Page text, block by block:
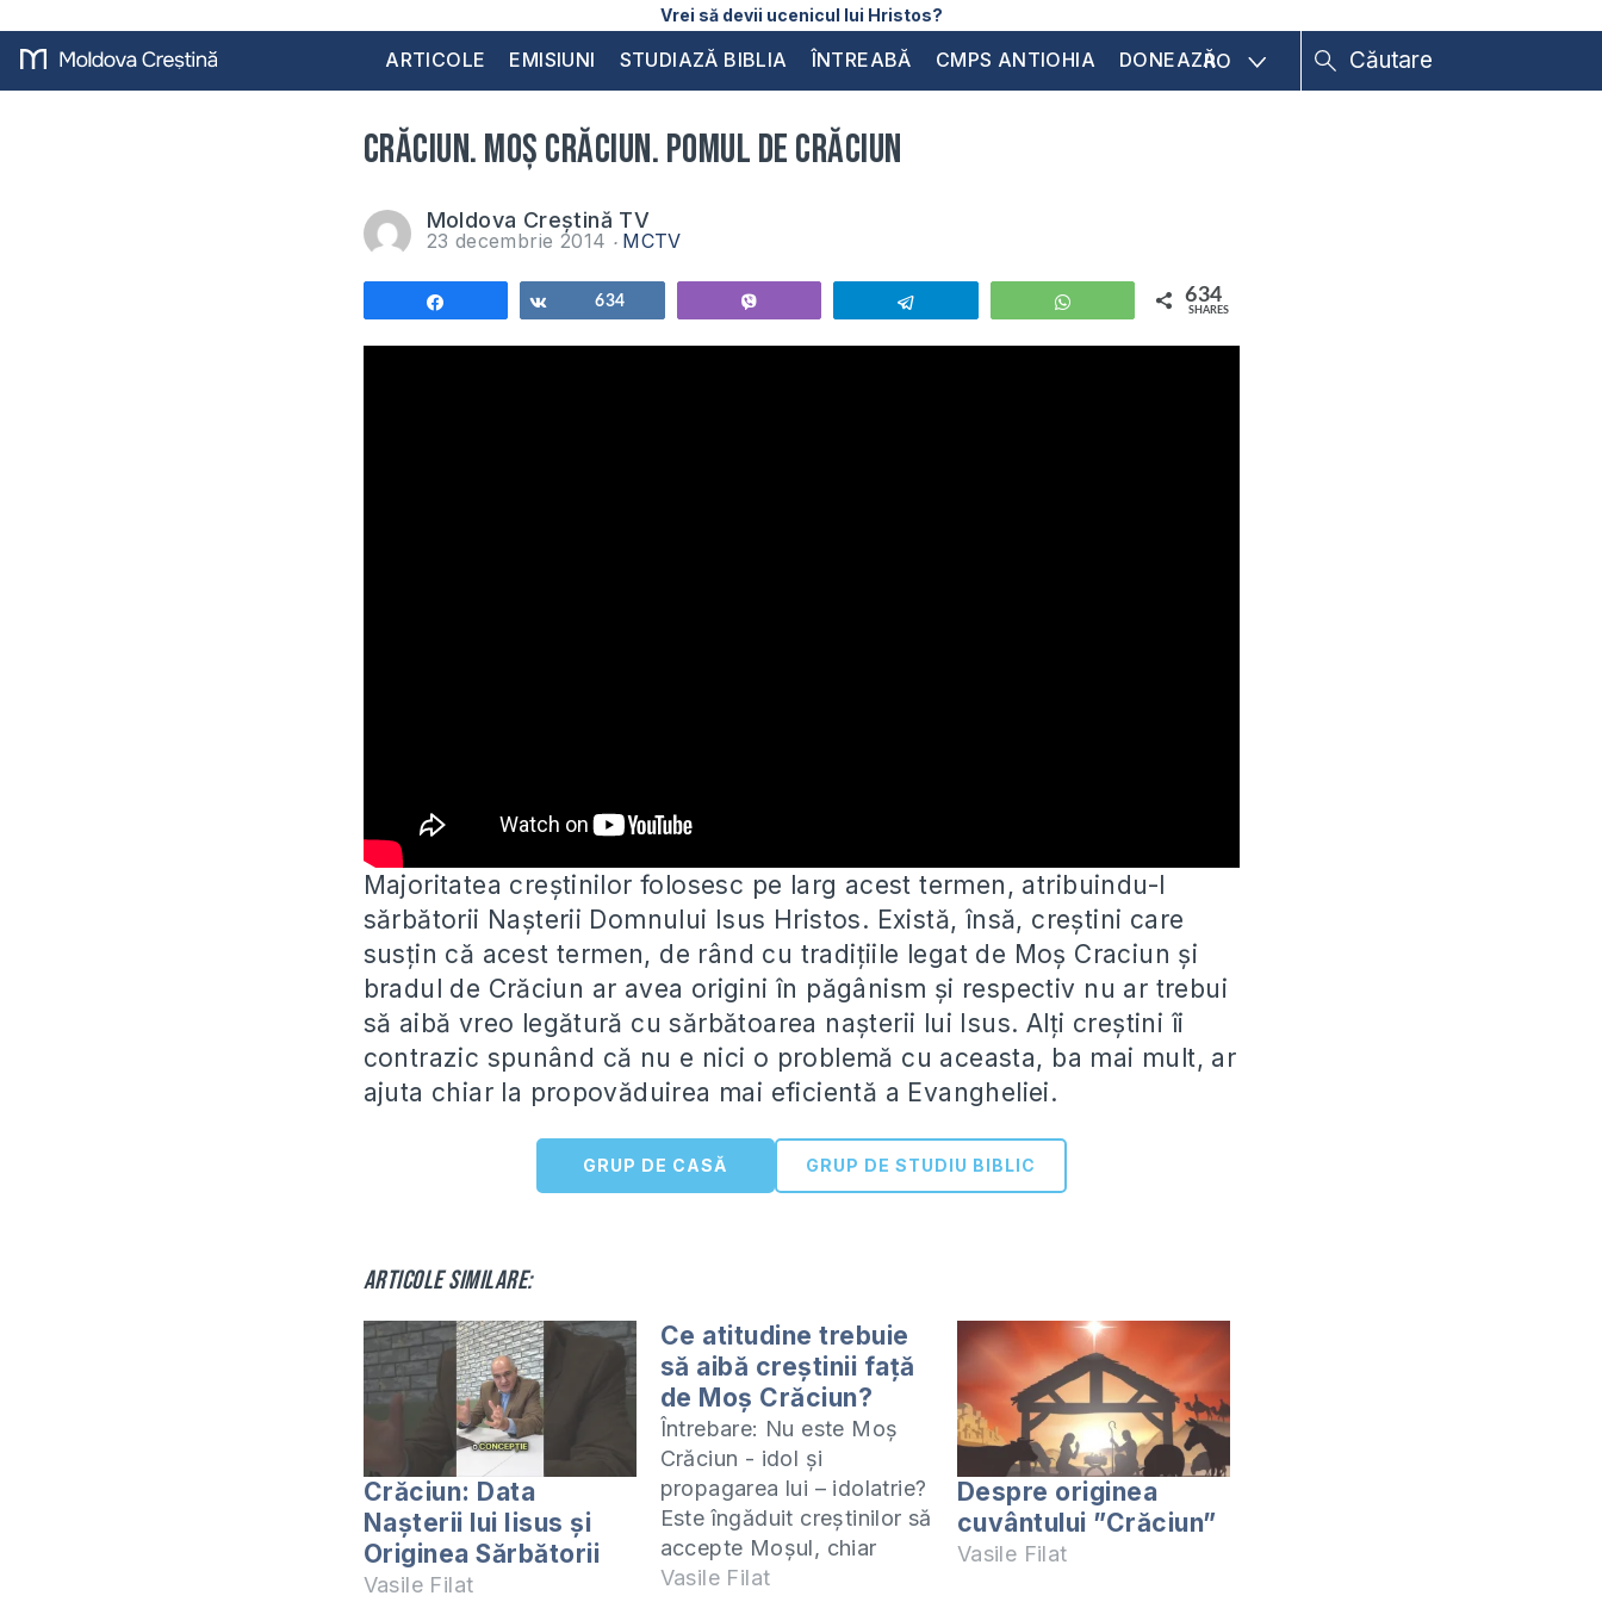
Vrei să devii ucenicul lui Hristos?
ARTICOLE EMISIUNI STUDIAZĂ BIBLIA ÎNTREABĂ CMPS ANTIOHIA DONEAZĂRO
Crăciun. Moș Crăciun. Pomul de Crăciun
Moldova Creștină TV
23 decembrie 2014 MCTV
Share634 WhatsApp 634
SHARES
Majoritatea creștinilor folosesc pe larg acest termen, atribuindu-l
sărbătorii Nașterii Domnului Isus Hristos. Există, însă, creștini care
susțin că acest termen, de rând cu tradițiile legat de Moș Craciun și
bradul de Crăciun ar avea origini în păgânism și respectiv nu ar trebui
să aibă vreo legătură cu sărbătoarea nașterii lui Isus. Alți creștini îi
contrazic spunând că nu e nici o problemă cu aceasta, ba mai mult, ar
ajuta chiar la propovăduirea mai eficientă a Evangheliei.
GRUP DE CASĂ GRUP DE STUDIU BIBLIC
Articole similare:
Crăciun: Data
Nașterii lui Iisus și
Originea Sărbătorii
Vasile Filat
Ce atitudine trebuie
să aibă creştinii faţă
de Moş Crăciun?
Întrebare: Nu este Moş
Crăciun - idol şi
propagarea lui – idolatrie?
Este îngăduit creştinilor să
accepte Moşul, chiar
dacă e fictiv? Ce atitudine
Vasile Filat
Despre originea
cuvântului ”Crăciun”
Vasile Filat